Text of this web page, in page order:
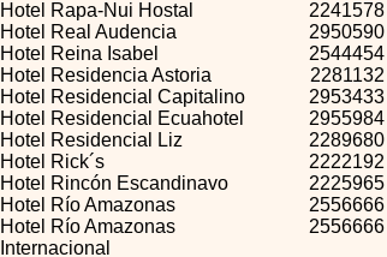
Hotel Rapa-Nui Hostal
Hotel Real Audencia
Hotel Reina Isabel
Hotel Residencia Astoria
Hotel Residencial Capitalino
Hotel Residencial Ecuahotel
Hotel Residencial Liz
Hotel Rick´s
Hotel Rincón Escandinavo
Hotel Río Amazonas
Hotel Río Amazonas
Internacional
2241578
2950590
2544454
2281132
2953433
2955984
2289680
2222192
2225965
2556666
2556666